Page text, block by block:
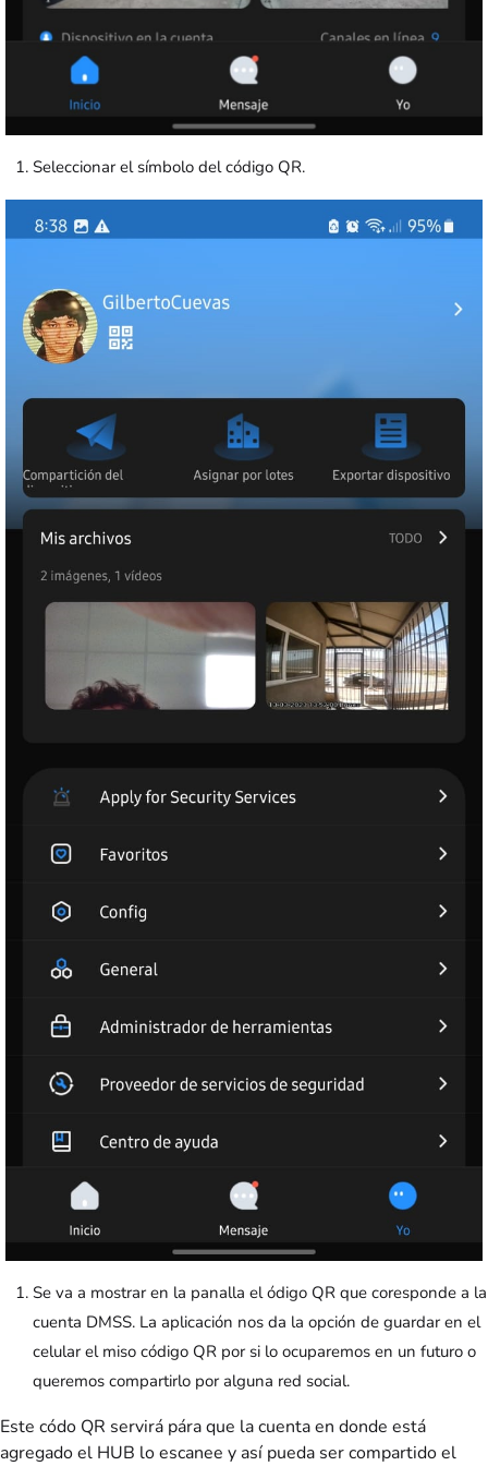
Seleccionar el símbolo del código QR.
Se va a mostrar en la panalla el ódigo QR que coresponde a la
cuenta DMSS. La aplicación nos da la opción de guardar en el
celular el miso código QR por si lo ocuparemos en un futuro o
queremos compartirlo por alguna red social.
Este códo QR servirá pára que la cuenta en donde está
agregado el HUB lo escanee y así pueda ser compartido el